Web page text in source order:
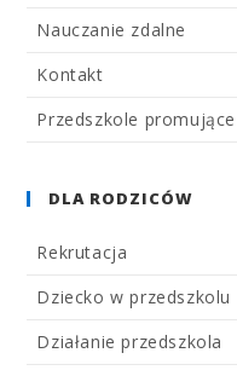
Nauczanie zdalne
Kontakt
Przedszkole
DLA RODZICÓW
Rekrutacja
Dziecko w przedszkolu
Działanie przedszkola